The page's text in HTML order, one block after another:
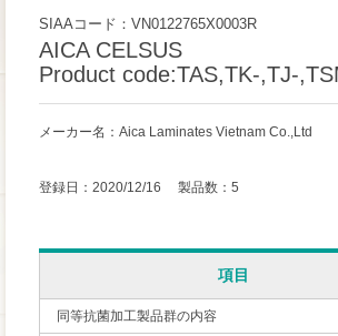
SIAAコード：VN0122765X0003R
AICA CELSUS
Product code:TAS,TK-,TJ-
メーカー名：Aica Laminates Vietnam Co.,Ltd
登録日：2020/12/16 製品数：5
項目
同等抗菌加工製品群の内容